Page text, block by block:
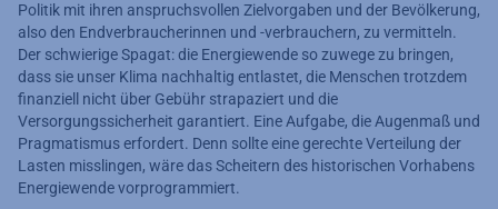
Politik mit ihren anspruchsvollen Zielvorgaben und der Bevölkerung,
also den Endverbraucherinnen und -verbrauchern, zu vermitteln.
Der schwierige Spagat: die Energiewende so zuwege zu bringen,
dass sie unser Klima nachhaltig entlastet, die Menschen trotzdem
finanziell nicht über Gebühr strapaziert und die
Versorgungssicherheit garantiert. Eine Aufgabe, die Augenmaß und
Pragmatismus erfordert. Denn sollte eine gerechte Verteilung der
Lasten misslingen, wäre das Scheitern des historischen Vorhabens
Energiewende vorprogrammiert.